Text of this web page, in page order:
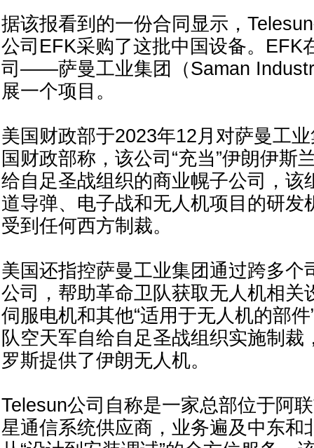
据该报看到的一份合同显示，
公司EFK采购了这批中国设备。EFK
司——萨曼工业集团（Saman
展一个项目。
美国财政部于2023年12月对萨曼工
国财政部称，该公司“充当”伊朗伊斯
给自足圣战组织的商业幌子公司，该
道导弹、电子战和无人机项目的研发
受到任何西方制裁。
美国还指控萨曼工业集团通过跨多个
公司，帮助革命卫队获取无人机相关
伺服电机和其他“适用于无人机的部
队空天军自给自足圣战组织实施制裁
罗斯提供了伊朗无人机。
Telesun公司自称是一家总部位于阿
星通信系统供应商，业务遍及中东和